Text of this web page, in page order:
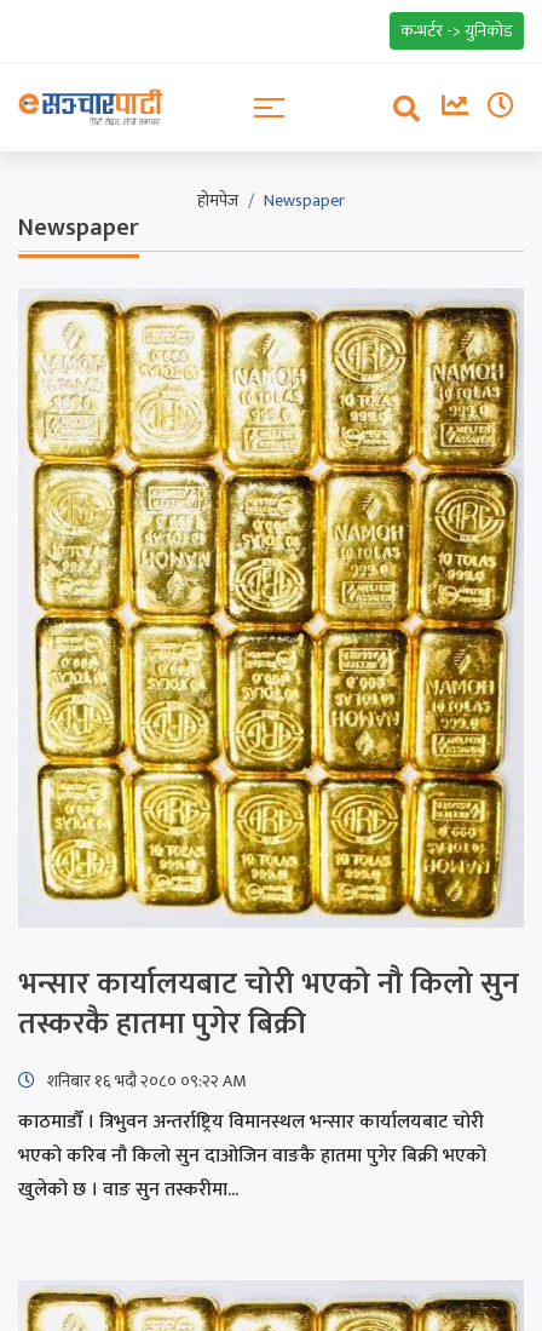
कन्भर्टर -> युनिकोड
होमपेज Newspaper
Newspaper
भन्सार कार्यालयबाट चोरी भएको नौ किलो सुन
तस्करकै हातमा पुगेर बिक्री
शनिबार १६ भदौ २०८० ०९:२२ AM
काठमाडौँ । त्रिभुवन अन्तर्राष्ट्रिय विमानस्थल भन्सार कार्यालयबाट चोरी
भएको करिब नौ किलो सुन दाओजिन वाङकै हातमा पुगेर बिक्री भएको
खुलेको छ । वाङ सुन तस्करीमा...